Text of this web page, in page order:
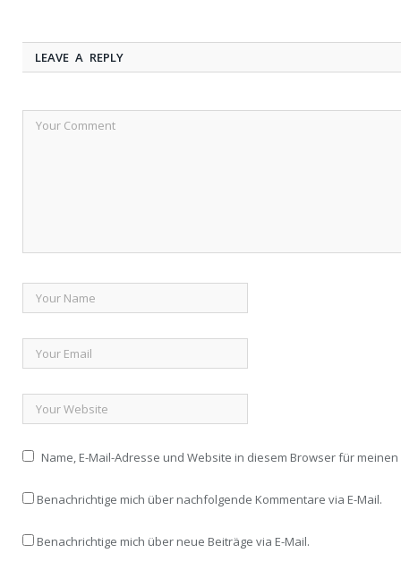
LEAVE A REPLY
Name, E-Mail-Adresse und Website in diesem Browser für
Benachrichtige mich über nachfolgende Kommentare via E-Mail.
Benachrichtige mich über neue Beiträge via E-Mail.